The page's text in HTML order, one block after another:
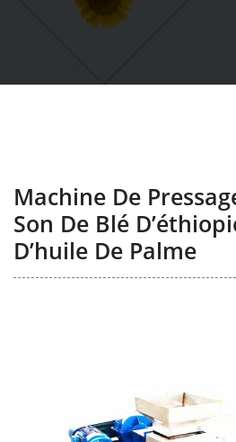
Machine De
Son De Blé
D’huile De Palme